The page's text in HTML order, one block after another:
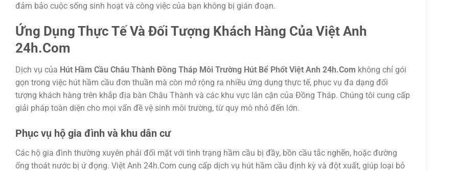
đảm bảo cuộc sống sinh hoạt và công việc của bạn không bị gián đoạn.
Ứng Dụng Thực Tế Và Đối Tượng Khách Hàng Của Việt Anh
24h.Com
Dịch vụ của Hút Hầm Cầu Châu Thành Đồng Tháp Môi Trường Hút Bể Phốt Việt Anh 24h.Com không chỉ gói
gọn trong việc hút hầm cầu đơn thuần mà còn mở rộng ra nhiều ứng dụng thực tế, phục vụ đa dạng đối
tượng khách hàng trên khắp địa bàn Châu Thành và các khu vực lân cận của Đồng Tháp. Chúng tôi cung cấp
giải pháp toàn diện cho mọi vấn đề vệ sinh môi trường, từ quy mô nhỏ đến lớn.
Phục vụ hộ gia đình và khu dân cư
Các hộ gia đình thường xuyên phải đối mặt với tình trạng hầm cầu bị đầy, bồn cầu tắc nghẽn, hoặc đường
ống thoát nước bị ứ đọng. Việt Anh 24h.Com cung cấp dịch vụ hút hầm cầu định kỳ và đột xuất, giúp loại bỏ